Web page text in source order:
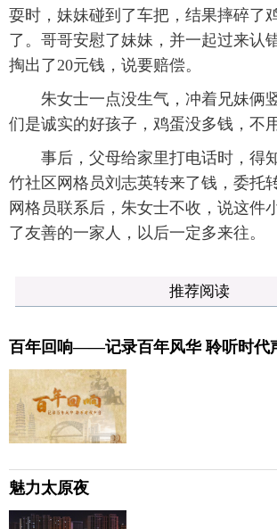
耍时，妹妹碰到了车把，结果摔碎了
了。哥哥安慰了妹妹，并一起过来认
掏出了20元钱，说要赔偿。
朱女士一点没生气，冲着兄妹俩
们是诚实的好孩子，鸡蛋没多钱，不
事后，父母给家里打电话时，得
竹社区网格员刘志英转来了钱，委托
网格员联系后，朱女士不收，说这件
了友善的一家人，以后一定多来往。
推荐阅读
百年回响——记录百年风华 聆听时代
魅力太原夜